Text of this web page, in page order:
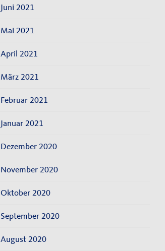
Juni 2021
Mai 2021
April 2021
März 2021
Februar 2021
Januar 2021
Dezember 2020
November 2020
Oktober 2020
September 2020
August 2020